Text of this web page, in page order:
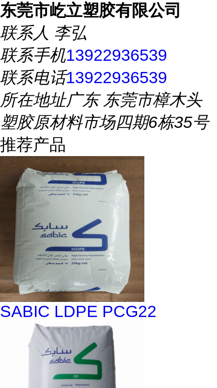
东莞市屹立塑胶有限公司
联系人 李弘
联系手机13922936539
联系电话13922936539
所在地址广东 东莞市樟木头
塑胶原材料市场四期6栋35号
推荐产品
SABIC LDPE PCG22